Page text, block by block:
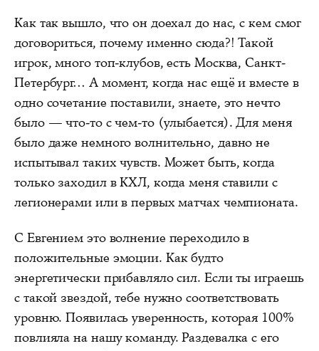
Как так вышло, что он доехал до нас, с кем смог
договориться, почему именно сюда?! Такой
игрок, много топ-клубов, есть Москва, Санкт-
Петербург… А момент, когда нас ещё и вместе в
одно сочетание поставили, знаете, это нечто
было — что-то с чем-то (улыбается). Для меня
было даже немного волнительно, давно не
испытывал таких чувств. Может быть, когда
только заходил в КХЛ, когда меня ставили с
легионерами или в первых матчах чемпионата.
С Евгением это волнение переходило в
положительные эмоции. Как будто
энергетически прибавляло сил. Если ты играешь
с такой звездой, тебе нужно соответствовать
уровню. Появилась уверенность, которая 100%
повлияла на нашу команду. Раздевалка с его